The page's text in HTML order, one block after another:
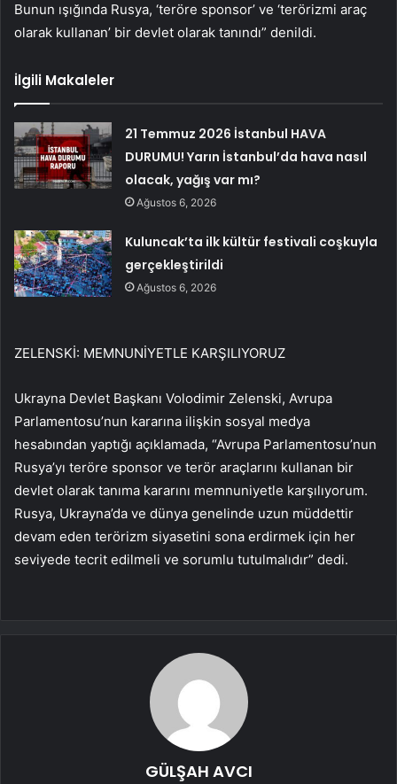
Bunun ışığında Rusya, ‘teröre sponsor’ ve ‘terörizmi araç
olarak kullanan’ bir devlet olarak tanındı” denildi.
İlgili Makaleler
21 Temmuz 2026 İstanbul HAVA
DURUMU! Yarın İstanbul’da hava nasıl
olacak, yağış var mı?
Ağustos 6, 2026
Kuluncak’ta ilk kültür festivali coşkuyla
gerçekleştirildi
Ağustos 6, 2026
ZELENSKİ: MEMNUNİYETLE KARŞILIYORUZ
Ukrayna Devlet Başkanı Volodimir Zelenski, Avrupa
Parlamentosu’nun kararına ilişkin sosyal medya
hesabından yaptığı açıklamada, “Avrupa Parlamentosu’nun
Rusya’yı teröre sponsor ve terör araçlarını kullanan bir
devlet olarak tanıma kararını memnuniyetle karşılıyorum.
Rusya, Ukrayna’da ve dünya genelinde uzun müddettir
devam eden terörizm siyasetini sona erdirmek için her
seviyede tecrit edilmeli ve sorumlu tutulmalıdır” dedi.
GÜLŞAH AVCI